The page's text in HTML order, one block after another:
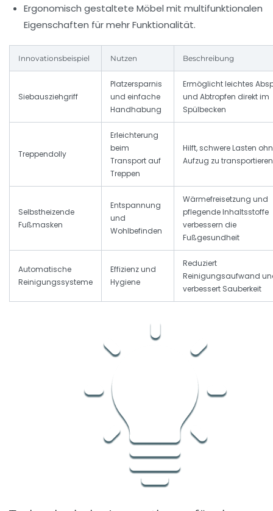
Ergonomisch gestaltete Möbel mit multifunktionalen
Eigenschaften für mehr Funktionalität.
Innovationsbeispiel Nutzen Beschreibung
Siebausziehgriff
Platzersparnis
und einfache
Handhabung
Ermöglicht leichtes
und Abtropfen direkt im
Spülbecken
Treppendolly
Erleichterung
beim
Transport auf
Treppen
Hilft, schwere Lasten
Aufzug zu transportieren
Selbstheizende
Fußmasken
Entspannung
und
Wohlbefinden
Wärmefreisetzung und
pflegende Inhaltsstoffe
verbessern die
Fußgesundheit
Automatische
Reinigungssysteme
Effizienz und
Hygiene
Reduziert
Reinigungsaufwand
verbessert Sauberkeit